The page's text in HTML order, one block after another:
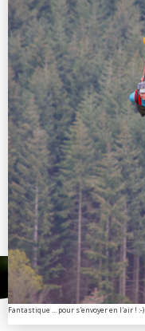
Fantastique ... pour s'envoyer en l'air ! :-)